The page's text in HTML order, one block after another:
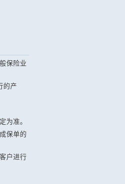
保险业
的产
为准。
保单的
户进行